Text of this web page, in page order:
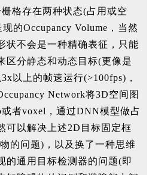
格存在两种状态(占用或空
现的Occupancy Volume ，当然
状不会是一种精确表征，只能
区分静态和动态目标(更像是
x 以上的帧速运行(>100fps)，
Network将3D空间图
者voxel ，通过DNN模型做占
可以解决上述2D目标固定框
的问题) ，以及换了一种思维
的通用目标检测器的问题(即